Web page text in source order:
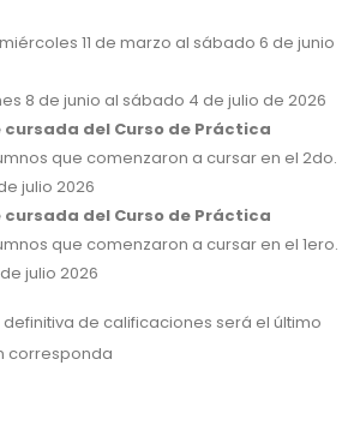
11 de marzo al sábado 6 de junio
8 de junio al sábado 4 de julio de 2026
cursada del Curso de Práctica
que comenzaron a cursar en el 2do.
julio 2026
cursada del Curso de Práctica
que comenzaron a cursar en el 1ero.
julio 2026
de calificaciones será el último
corresponda